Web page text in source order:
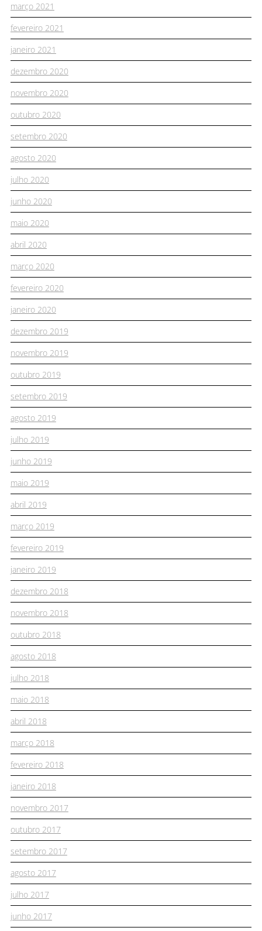
março 2021
fevereiro 2021
janeiro 2021
dezembro 2020
novembro 2020
outubro 2020
setembro 2020
agosto 2020
julho 2020
junho 2020
maio 2020
abril 2020
março 2020
fevereiro 2020
janeiro 2020
dezembro 2019
novembro 2019
outubro 2019
setembro 2019
agosto 2019
julho 2019
junho 2019
maio 2019
abril 2019
março 2019
fevereiro 2019
janeiro 2019
dezembro 2018
novembro 2018
outubro 2018
agosto 2018
julho 2018
maio 2018
abril 2018
março 2018
fevereiro 2018
janeiro 2018
novembro 2017
outubro 2017
setembro 2017
agosto 2017
julho 2017
junho 2017